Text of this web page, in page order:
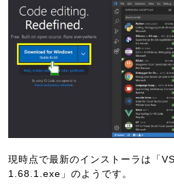
現時点で最新のインストーラは「
1.68.1.exe」のようです。